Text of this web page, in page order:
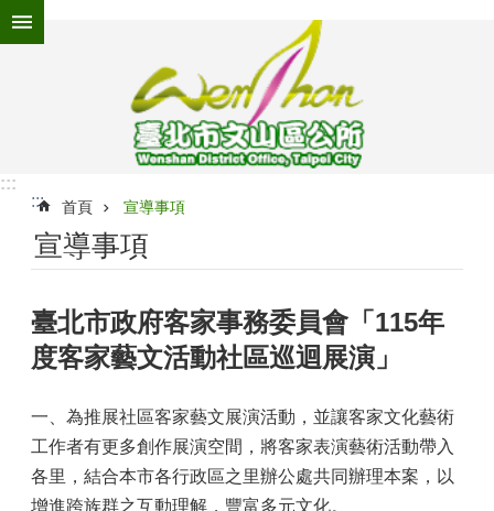
跳到主要內容區塊
為
服
務
機
介
識
文
山
:::
:::
首頁 宣導事項
宣導事項
臺北市政府客家事務委員會「115年
度客家藝文活動社區巡迴展演」
一、為推展社區客家藝文展演活動，並讓客家文化藝術
工作者有更多創作展演空間，將客家表演藝術活動帶入
各里，結合本市各行政區之里辦公處共同辦理本案，以
增進跨族群之互動理解，豐富多元文化。